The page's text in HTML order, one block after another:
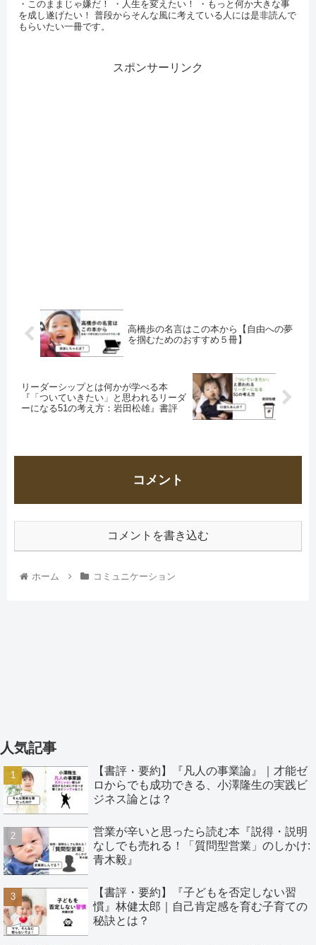
・このままじゃ嫌だ！ ・人生を変えたい！ ・もっと何か大きな事
を成し遂げたい！ 普段からそんな風に考えている人には是非読んで
もらいたい一冊です。
スポンサーリンク
高橋歩の名言はこの本から【自由への夢
を掴むためのおすすめ５冊】
リーダーシップとは何かが学べる本
『「ついていきたい」と思われるリーダ
ーになる51の考え方：岩田松雄』書評
コメント
コメントを書き込む
ホーム コミュニケーション
人気記事
【書評・要約】『凡人の事業論』｜才能ゼ
ロからでも成功できる、小澤隆生の実践ビ
ジネス論とは？
営業が辛いと思ったら読む本『説得・説明
なしでも売れる！「質問型営業」のしかけ:
青木毅』
【書評・要約】『子どもを否定しない習
慣』林健太郎｜自己肯定感を育む子育ての
秘訣とは？